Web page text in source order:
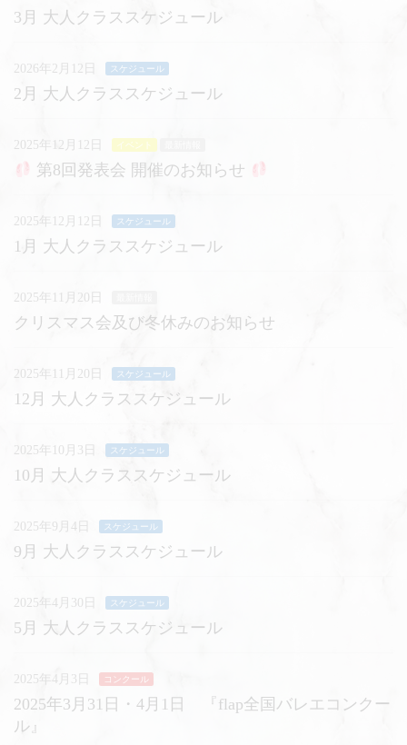
3月 大人クラススケジュール
2026年2月12日 スケジュール
2月 大人クラススケジュール
2025年12月12日 イベント
第8回発表会 開催のお知らせ
2025年12月12日 スケジュール
1月 大人クラススケジュール
2025年11月20日
クリスマス会及び冬休みのお知らせ
2025年11月20日 スケジュール
12月 大人クラススケジュール
2025年10月3日 スケジュール
10月 大人クラススケジュール
2025年9月4日 スケジュール
9月 大人クラススケジュール
2025年4月30日 スケジュール
5月 大人クラススケジュール
2025年4月3日 コンクール
2025年3月31日・4月1日 『flap全国バレエコンクー
ル』